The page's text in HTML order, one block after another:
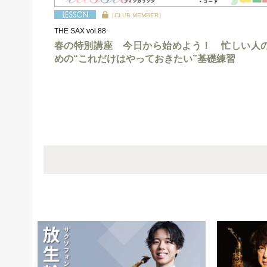
［CLUB MEMBER］
THE SAX vol.88
春の特別講座 今日から始めよう！ 忙しい人
めの“これだけはやっておきたい”基礎練習